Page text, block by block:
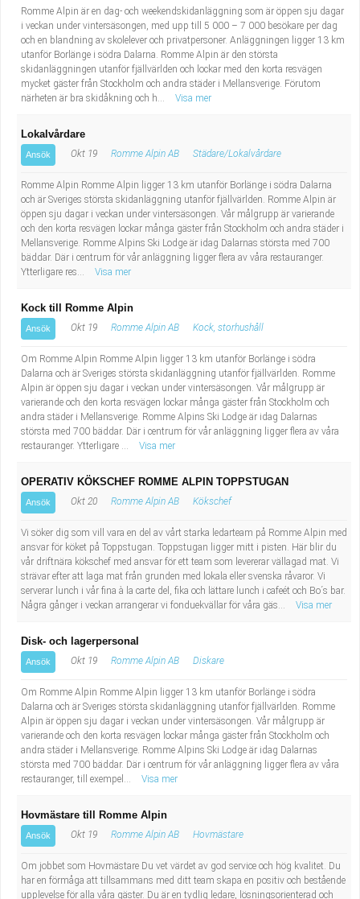
Romme Alpin är en dag- och weekendskidanläggning som är öppen sju dagar
i veckan under vintersäsongen, med upp till 5 000 – 7 000 besökare per dag
och en blandning av skolelever och privatpersoner. Anläggningen ligger 13 km
utanför Borlänge i södra Dalarna. Romme Alpin är den största
skidanläggningen utanför fjällvärlden och lockar med den korta resvägen
mycket gäster från Stockholm och andra städer i Mellansverige. Förutom
närheten är bra skidåkning och h...
Visa mer
Lokalvårdare
Ansök Okt 19 Romme Alpin AB Städare/Lokalvårdare
Romme Alpin Romme Alpin ligger 13 km utanför Borlänge i södra Dalarna
och är Sveriges största skidanläggning utanför fjällvärlden. Romme Alpin är
öppen sju dagar i veckan under vintersäsongen. Vår målgrupp är varierande
och den korta resvägen lockar många gäster från Stockholm och andra städer i
Mellansverige. Romme Alpins Ski Lodge är idag Dalarnas största med 700
bäddar. Där i centrum för vår anläggning ligger flera av våra restauranger.
Ytterligare res...
Visa mer
Kock till Romme Alpin
Ansök Okt 19 Romme Alpin AB Kock, storhushåll
Om Romme Alpin Romme Alpin ligger 13 km utanför Borlänge i södra
Dalarna och är Sveriges största skidanläggning utanför fjällvärlden. Romme
Alpin är öppen sju dagar i veckan under vintersäsongen. Vår målgrupp är
varierande och den korta resvägen lockar många gäster från Stockholm och
andra städer i Mellansverige. Romme Alpins Ski Lodge är idag Dalarnas
största med 700 bäddar. Där i centrum för vår anläggning ligger flera av våra
restauranger. Ytterligare ...
Visa mer
OPERATIV KÖKSCHEF ROMME ALPIN TOPPSTUGAN
Ansök Okt 20 Romme Alpin AB Kökschef
Vi söker dig som vill vara en del av vårt starka ledarteam på Romme Alpin med
ansvar för köket på Toppstugan. Toppstugan ligger mitt i pisten. Här blir du
vår driftnära kökschef med ansvar för ett team som levererar vällagad mat. Vi
strävar efter att laga mat från grunden med lokala eller svenska råvaror. Vi
serverar lunch i vår fina à la carte del, fika och lättare lunch i cafeét och Bo´s bar.
Några gånger i veckan arrangerar vi fonduekvällar för våra gäs...
Visa mer
Disk- och lagerpersonal
Ansök Okt 19 Romme Alpin AB Diskare
Om Romme Alpin Romme Alpin ligger 13 km utanför Borlänge i södra
Dalarna och är Sveriges största skidanläggning utanför fjällvärlden. Romme
Alpin är öppen sju dagar i veckan under vintersäsongen. Vår målgrupp är
varierande och den korta resvägen lockar många gäster från Stockholm och
andra städer i Mellansverige. Romme Alpins Ski Lodge är idag Dalarnas
största med 700 bäddar. Där i centrum för vår anläggning ligger flera av våra
restauranger, till exempel...
Visa mer
Hovmästare till Romme Alpin
Ansök Okt 19 Romme Alpin AB Hovmästare
Om jobbet som Hovmästare Du vet värdet av god service och hög kvalitet. Du
har en förmåga att tillsammans med ditt team skapa en positiv och bestående
upplevelse för alla våra gäster. Du är en tydlig ledare, lösningsorienterad och